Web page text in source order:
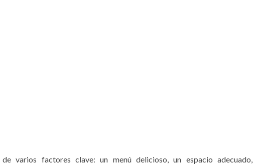
varios factores clave: un menú delicioso, un espacio adecuado,